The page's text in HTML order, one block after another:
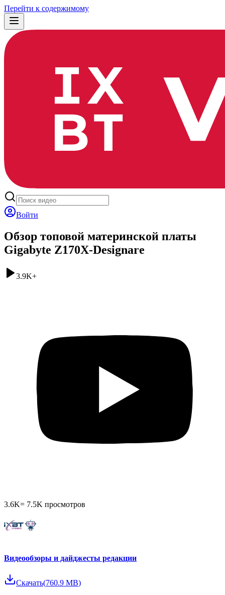
Перейти к содержимому
Войти
Обзор топовой материнской платы
Gigabyte Z170X-Designare
3.9K+
3.6K= 7.5K просмотров
Видеообзоры и дайджесты редакции
Скачать(760.9 MB)